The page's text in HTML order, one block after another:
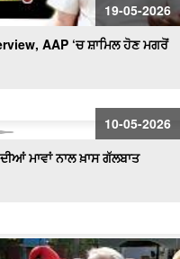
19-05-2026
AAP ‘ਚ ਸ਼ਾਮਿਲ ਹੋਣ ਮਗਰੋਂ
10-05-2026
ਮਾਵਾਂ ਨਾਲ ਖ਼ਾਸ ਗੱਲਬਾਤ